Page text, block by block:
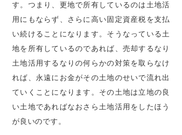
す。つまり、更地で所有しているのは土地活
用にもならず、さらに高い固定資産税を支払
い続けることになります。そうなっている土
地を所有しているのであれば、売却するなり
土地活用するなりの何らかの対策を取らなけ
れば、永遠にお金がその土地のせいで流れ出
ていくことになります。その土地は立地の良
い土地であればなおさら土地活用をしたほう
が良いのです。